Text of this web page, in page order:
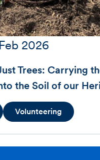
2026
Trees: Carrying
the Soil of our
Volunteering